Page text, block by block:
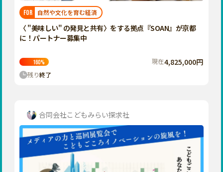
神奈川
福井
福岡 佐賀 長崎
宮崎
鹿児島 沖縄
FOR 自然や文化を育む経済
〈 "美味しい" の発見と共有〉をする拠点『SOAN』が京都
に！パートナー募集中
160% 現在4,825,000円
残り終了
合同会社こどもみらい探求社